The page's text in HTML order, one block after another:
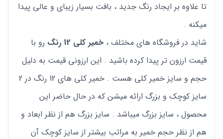
تا علاوه بر ایجاد رنگ جدید ، بافت بسیار زیبای و عالی پیدا
میکنه .
شاید در فروشگاه های مختلف ، خمیر کلی 12 رنگ
رو با
قیمت ارزون تر پیدا کرده باشید . این ارزونی قیمت به دلیل
حجم و سایز خمیر کلی هست . خمیر کلی های 12 رنگ در 2
سایز کوچک و بزرگ ارائه میشن که در حال حاضر این
محصول ، سایز بزرگ میباشد . سایز بزرگ هم از نظر ابعاد و
هم از نظر حجم خمیر به مراتب بیشتر از سایز کوچک آن